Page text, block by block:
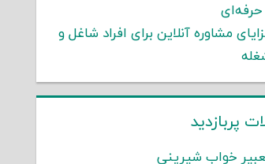
مشاوره آنلاین برای افراد شاغل و
پربازدید
خواب شیرینی